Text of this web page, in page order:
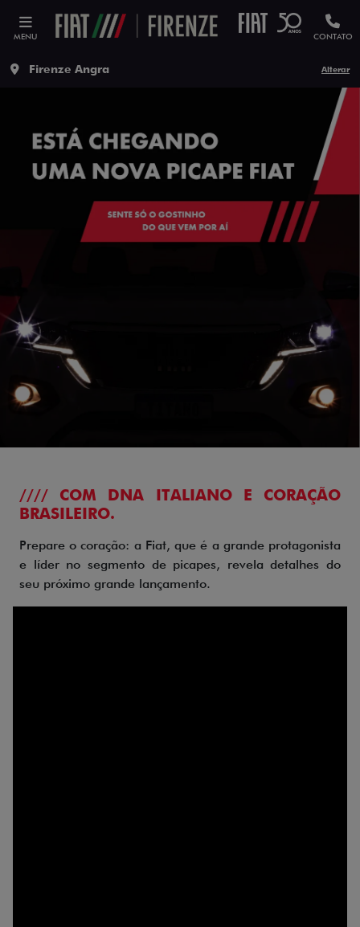
MENU CONTATO
Firenze Angra Alterar
//// COM DNA ITALIANO E CORAÇÃO
BRASILEIRO.
Prepare o coração: a Fiat, que é a grande protagonista
e líder no segmento de picapes, revela detalhes do
seu próximo grande lançamento.